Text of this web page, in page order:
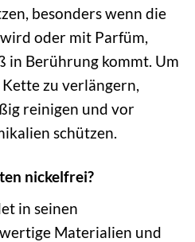
besonders wenn die
oder mit Parfüm,
in Berührung kommt. Um
zu verlängern,
reinigen und vor
schützen.
nickelfrei?
in seinen
Materialien und